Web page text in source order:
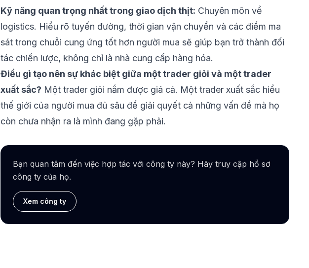
Kỹ năng quan trọng nhất trong giao dịch thịt: Chuyên môn về
logistics. Hiểu rõ tuyến đường, thời gian vận chuyển và các điểm ma
sát trong chuỗi cung ứng tốt hơn người mua sẽ giúp bạn trở thành đối
tác chiến lược, không chỉ là nhà cung cấp hàng hóa.
Điều gì tạo nên sự khác biệt giữa một trader giỏi và một trader
xuất sắc? Một trader giỏi nắm được giá cả. Một trader xuất sắc hiểu
thế giới của người mua đủ sâu để giải quyết cả những vấn đề mà họ
còn chưa nhận ra là mình đang gặp phải.
Bạn quan tâm đến việc hợp tác với công ty này? Hãy truy cập hồ sơ
công ty của họ.
Xem công ty